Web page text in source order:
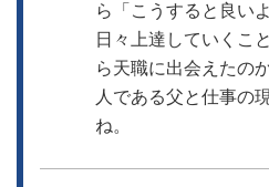
ら「こうすると良い
日々上達していくこ
ら天職に出会えたの
人である父と仕事の
ね。